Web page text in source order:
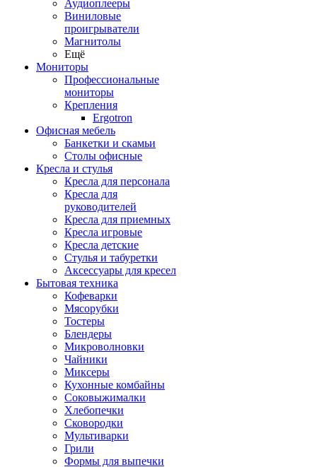
Аудиоплееры
Виниловые
проигрыватели
Магнитолы
Ещё
Мониторы
Профессиональные
мониторы
Крепления
Ergotron
Офисная мебель
Банкетки и скамьи
Столы офисные
Кресла и стулья
Кресла для персонала
Кресла для
руководителей
Кресла для приемных
Кресла игровые
Кресла детские
Стулья и табуретки
Аксессуары для кресел
Бытовая техника
Кофеварки
Мясорубки
Тостеры
Блендеры
Микроволновки
Чайники
Миксеры
Кухонные комбайны
Соковыжималки
Хлебопечки
Сковородки
Мультиварки
Грили
Формы для выпечки